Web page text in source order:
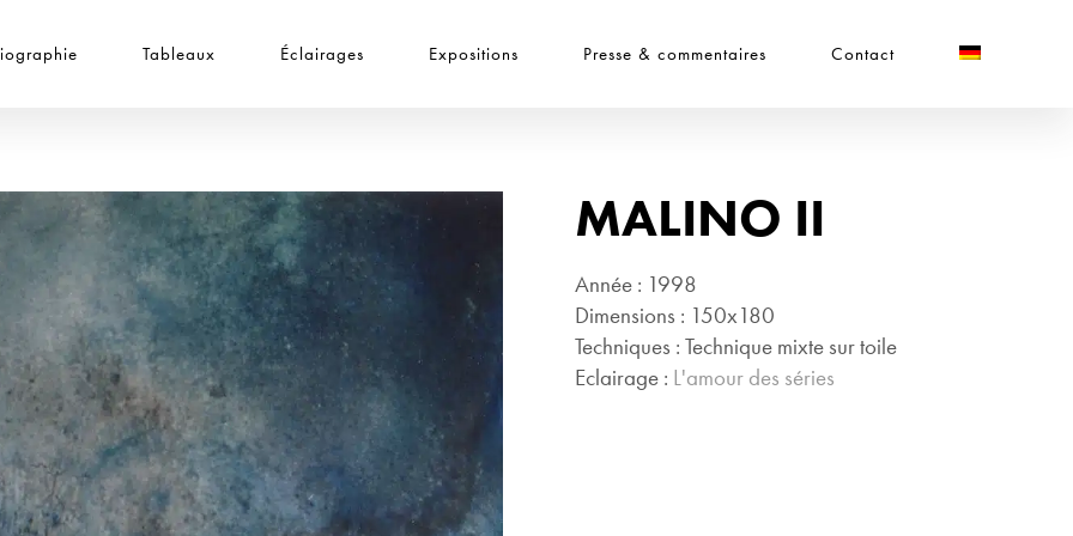
Tableaux Éclairages Expositions Presse & commentaires Contact
MALINO II
Année : 1998
Dimensions : 150x180
Techniques : Technique mixte sur toile
Eclairage : L'amour des séries